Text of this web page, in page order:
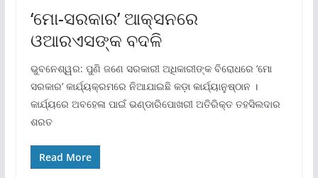
‘ମୋ-ସରକାର’ ଆକ୍ସନରେ
ଓଆରଏସଙ୍କ ବଦଳି
ଭୁବନେଶ୍ୱର: ପୁଣି ଜଣେ ସରକାରୀ ଅଧିକାରୀଙ୍କ ବିରୋଧରେ ‘ମୋ
ସରକାର’ କାର୍ଯ୍ୟକ୍ରମରେ ନିଆଯାଇଛି କଡ଼ା କାର୍ଯ୍ୟାନୁଷ୍ଠାନ ।
କାର୍ଯ୍ୟରେ ଅବହେଳା ପାଇଁ ଭଣ୍ଡାରିପୋଖରୀ ଅତିରିକ୍ତ ତହସିଲଦାର
ଶରତ
Read More